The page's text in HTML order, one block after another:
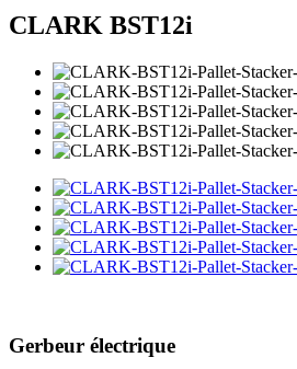
CLARK BST12i
Gerbeur électrique